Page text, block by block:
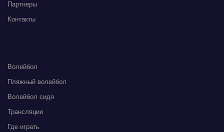
Партнеры
Контакты
Волейбол
Пляжный волейбол
Волейбол сидя
Трансляции
Где играть